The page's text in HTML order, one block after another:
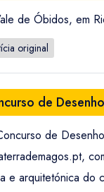
de Óbidos, em
original
de
de
,
e arquitetónica do